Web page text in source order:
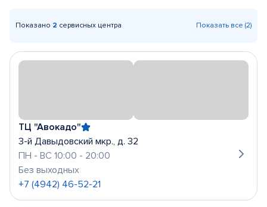
Показано 2 сервисных центра Показать все (2)
ТЦ "Авокадо"
3-й Давыдовский мкр., д. 32
ПН - ВС 10:00 - 20:00
Без выходных
+7 (4942) 46-52-21